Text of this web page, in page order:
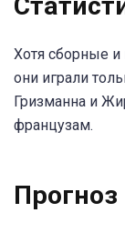
Хотя сборные и
они играли
Гризманна и
французам.
Прогноз